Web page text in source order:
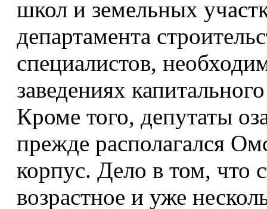
школ и земельных
департамента
специалистов,
заведениях
Кроме того, депутаты
прежде располагался
корпус. Дело в том, что
возрастное и уже